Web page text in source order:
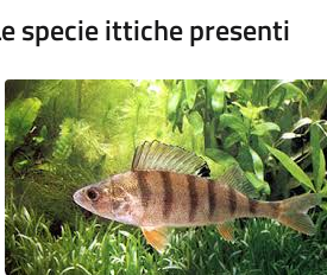
specie ittiche presenti